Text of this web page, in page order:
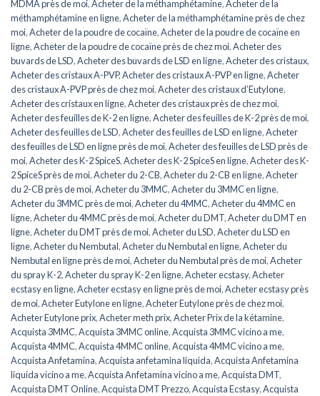
MDMA près de moi,Acheter de la méthamphétamine,Acheter de la
méthamphétamine en ligne,Acheter de la méthamphétamine près de chez
moi,Acheter de la poudre de cocaïne,Acheter de la poudre de cocaïne en
ligne,Acheter de la poudre de cocaïne près de chez moi,Acheter des
buvards de LSD,Acheter des buvards de LSD en ligne,Acheter des cristaux,
Acheter des cristaux A-PVP,Acheter des cristaux A-PVP en ligne,Acheter
des cristaux A-PVP près de chez moi,Acheter des cristaux d’Eutylone,
Acheter des cristaux en ligne,Acheter des cristaux près de chez moi,
Acheter des feuilles de K-2 en ligne,Acheter des feuilles de K-2 près de moi,
Acheter des feuilles de LSD,Acheter des feuilles de LSD en ligne,Acheter
des feuilles de LSD en ligne près de moi,Acheter des feuilles de LSD près de
moi,Acheter des K-2 SpiceS,Acheter des K-2 SpiceS en ligne,Acheter des K-
2 SpiceS près de moi,Acheter du 2-CB,Acheter du 2-CB en ligne,Acheter
du 2-CB près de moi,Acheter du 3MMC,Acheter du 3MMC en ligne,
Acheter du 3MMC près de moi,Acheter du 4MMC,Acheter du 4MMC en
ligne,Acheter du 4MMC près de moi,Acheter du DMT,Acheter du DMT en
ligne,Acheter du DMT près de moi,Acheter du LSD,Acheter du LSD en
ligne,Acheter du Nembutal,Acheter du Nembutal en ligne,Acheter du
Nembutal en ligne près de moi,Acheter du Nembutal près de moi,Acheter
du spray K-2,Acheter du spray K-2 en ligne,Acheter ecstasy,Acheter
ecstasy en ligne,Acheter ecstasy en ligne près de moi,Acheter ecstasy près
de moi,Acheter Eutylone en ligne,Acheter Eutylone près de chez moi,
Acheter Eutylone prix,Acheter meth prix,Acheter Prix de la kétamine,
Acquista 3MMC,Acquista 3MMC online,Acquista 3MMC vicino a me,
Acquista 4MMC,Acquista 4MMC online,Acquista 4MMC vicino a me,
Acquista Anfetamina,Acquista anfetamina liquida,Acquista Anfetamina
liquida vicino a me,Acquista Anfetamina vicino a me,Acquista DMT,
Acquista DMT Online,Acquista DMT Prezzo,Acquista Ecstasy,Acquista